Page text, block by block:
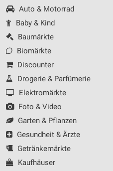
Auto & Motorrad
Baby & Kind
Baumärkte
Biomärkte
Discounter
Drogerie & Parfümerie
Elektromärkte
Foto & Video
Garten & Pflanzen
Gesundheit & Ärzte
Getränkemärkte
Kaufhäuser